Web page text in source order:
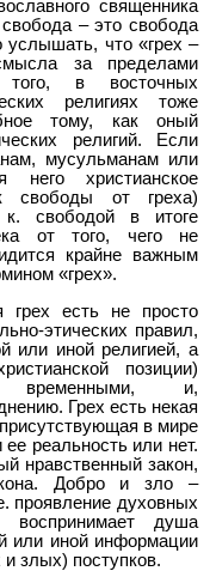
священника
– это свобода
услышать, что «грех –
за пределами
того, в восточных
религиях тоже
тому, как оный
религий. Если
мусульманам или
него христианское
свободы от греха)
свободой в итоге
от того, чего не
крайне важным
«грех».
грех есть не просто
этических правил,
или иной религией, а
позиции)
временными, и,
Грех есть некая
в мире
реальность или нет.
нравственный закон,
Добро и зло –
проявление духовных
душа
или иной информации
злых) поступков.